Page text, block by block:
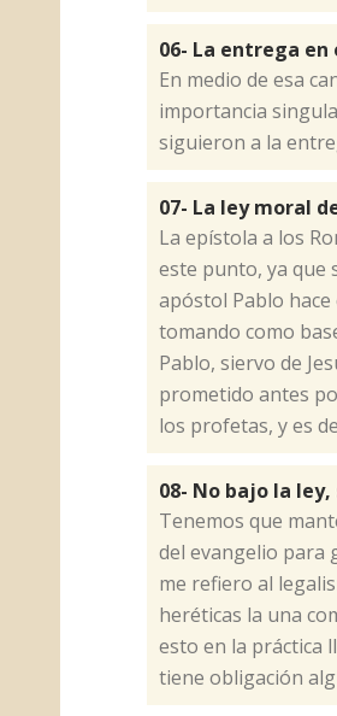
06- La entrega en
​En medio de esa
importancia
siguieron a la
07- La ley moral
​​La epístola a los
este punto, ya que
apóstol Pablo
tomando como
Pablo, siervo de
prometido antes
los profetas, y es
08- No bajo la
​Tenemos que
del evangelio para
me refiero al
heréticas la una
esto en la práctica
tiene obligación